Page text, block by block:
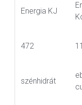
Energia KJ
472
szénhidrát